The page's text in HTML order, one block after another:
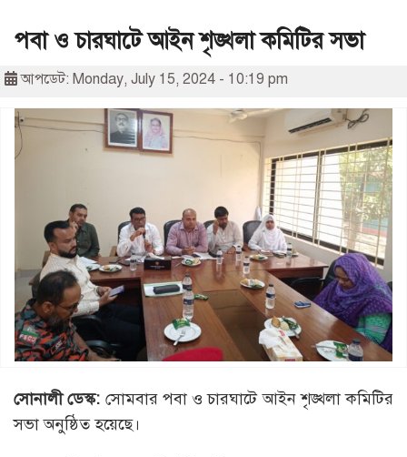
পবা ও চারঘাটে আইন শৃঙ্খলা কমিটির সভা
আপডেট: Monday, July 15, 2024 - 10:19 pm
সোনালী ডেস্ক: সোমবার পবা ও চারঘাটে আইন শৃঙ্খলা কমিটির
সভা অনুষ্ঠিত হয়েছে।